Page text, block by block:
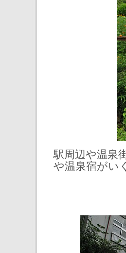
駅周辺や温泉
や温泉宿がい